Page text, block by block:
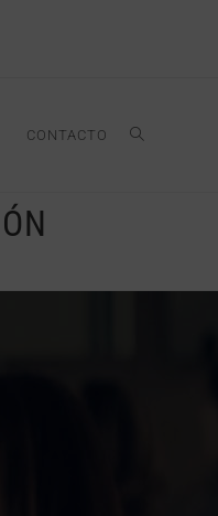
CONTACTO